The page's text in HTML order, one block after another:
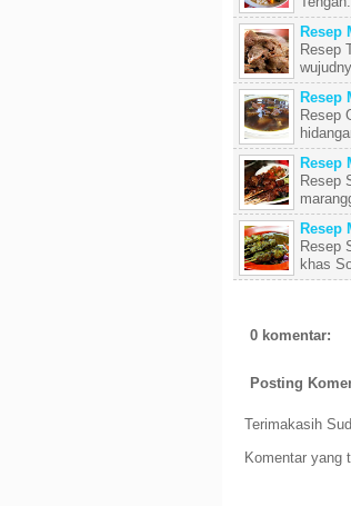
Resep
Resep
Resep
Resep
Resep
Resep
Resep
Resep
khas
0 komentar:
Posting
Terimakasih
Komentar yang